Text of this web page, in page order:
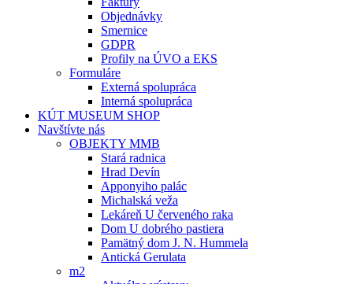
Objednávky
Smernice
GDPR
Profily na ÚVO a EKS
Formuláre
Externá spolupráca
Interná spolupráca
KÚT MUSEUM SHOP
Navštívte nás
OBJEKTY MMB
Stará radnica
Hrad Devín
Apponyiho palác
Michalská veža
Lekáreň U červeného raka
Dom U dobrého pastiera
Pamätný dom J. N. Hummela
Antická Gerulata
m2